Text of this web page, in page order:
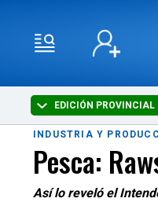
EDICIÓN PROVINCIAL
INDUSTRIA Y
Pesca:
Así lo reveló el